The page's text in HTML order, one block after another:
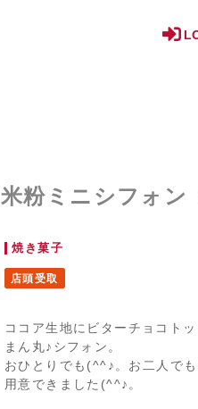
米粉ミニシフォン
焼き菓子
店頭受取
ココア生地にビターチョコトッ
まん丸♪シフォン。
おひとりでも(^^♪。お二人で
用意できました(^^♪。